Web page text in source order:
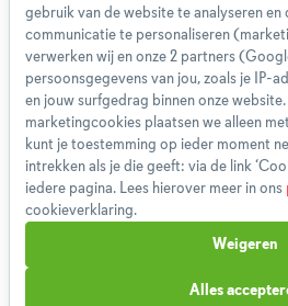
Over ons
Team
App
Blog
Disclaimer
Methodologie
gebruik van de website te analyseren en
communicatie te personaliseren
verwerken wij en onze 2 partners
persoonsgegevens van jou, zoals je IP-
en jouw surfgedrag binnen onze
marketingcookies plaatsen we alleen
kunt je toestemming op ieder moment
intrekken als je die geeft: via de link
iedere pagina. Lees hierover meer in ons
cookieverklaring.
Weigeren
Alles